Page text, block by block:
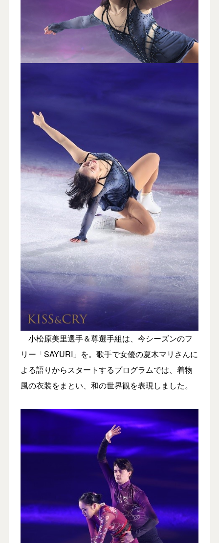
小松原美里選手＆尊選手組は、今シーズンのフ
リー「SAYURI」を。歌手で女優の夏木マリさんに
よる語りからスタートするプログラムでは、着物
風の衣装をまとい、和の世界観を表現しました。